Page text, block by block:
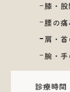
膝・
腰の痛
肩・首
腕・手
診療時間